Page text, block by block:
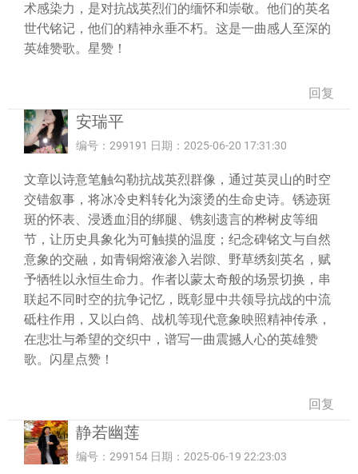
术感染力，是对抗战英烈们的缅怀和崇敬。他们的英名
世代铭记，他们的精神永垂不朽。这是一曲感人至深的
英雄赞歌。星赞！
回复
安瑞平
编号：299191 日期：2025-06-20 17:31:30
文章以诗意笔触勾勒抗战英烈群像，通过英灵山的时空
交错叙事，将冰冷史料转化为滚烫的生命史诗。锈迹斑
斑的怀表、浸透血泪的绑腿、镌刻遗言的桦树皮等细
节，让历史具象化为可触摸的温度；纪念碑铭文与自然
意象的交融，如青铜熔液渗入岩隙、野草绣刻英名，赋
予牺牲以永恒生命力。作者以蒙太奇般的场景切换，串
联起不同时空的抗争记忆，既彰显中共领导抗战的中流
砥柱作用，又以白鸽、战机等现代意象映照精神传承，
在悲壮与希望的交织中，谱写一曲震撼人心的英雄赞
歌。闪星点赞！
回复
静若幽莲
编号：299154 日期：2025-06-19 22:23:03